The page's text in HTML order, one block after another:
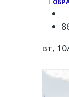
вт,